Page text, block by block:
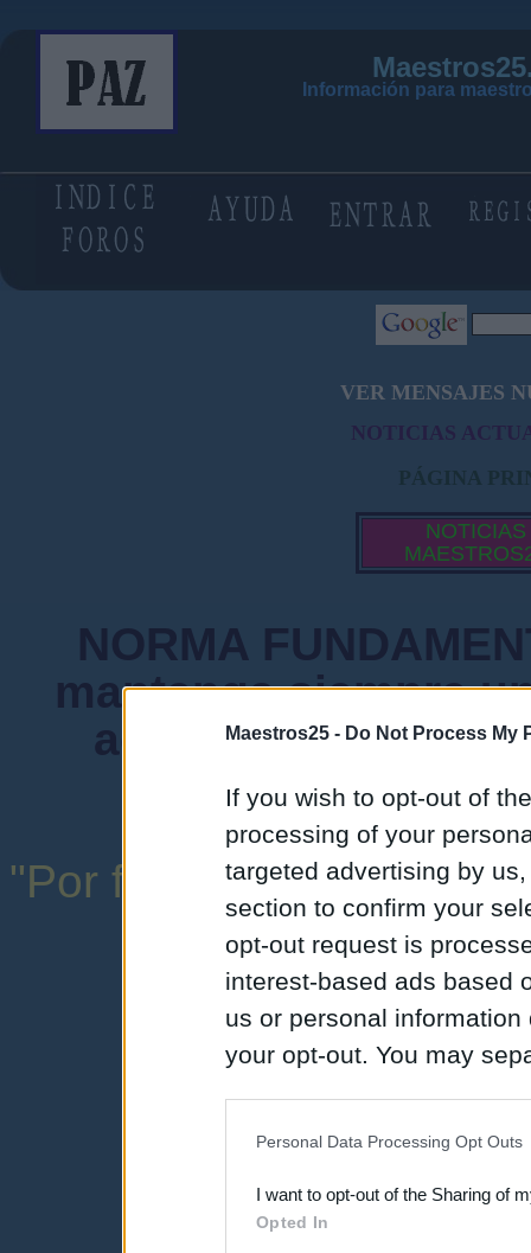
Maestros25 - Do Not Process My
If you wish to opt-out of
processing of your
targeted advertising by
section to confirm your
opt-out request is
interest-based ads based
us or personal
your opt-out. You may
Downstream Participants
third parties.
Personal Data Processing Opt Outs
I want to opt-out of the Sharing of
Opted In
Información para
VER MENSAJES
NOTICIAS
PÁGINA
NOTICIAS
NORMA
mantenga siempre
admiten mensajes
instituciones
"Por favor, no abuse de
una expresión